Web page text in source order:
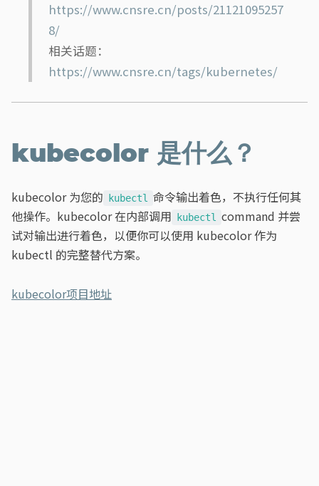
https://www.cnsre.cn/posts/21121095257
8/
相关话题：
https://www.cnsre.cn/tags/kubernetes/
kubecolor 是什么？
kubecolor 为您的 kubectl
命令输出着色，不执行任何其
他操作。kubecolor 在内部调用
kubectl
command 并尝
试对输出进行着色，以便你可以使用 kubecolor 作为
kubectl 的完整替代方案。
kubecolor项目地址